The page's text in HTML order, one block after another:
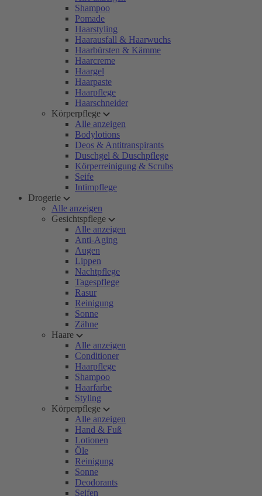
Shampoo
Pomade
Haarstyling
Haarausfall & Haarwuchs
Haarbürsten & Kämme
Haarcreme
Haargel
Haarpaste
Haarpflege
Haarschneider
Körperpflege
Alle anzeigen
Bodylotions
Deos & Antitranspirants
Duschgel & Duschpflege
Körperreinigung & Scrubs
Seife
Intimpflege
Drogerie
Alle anzeigen
Gesichtspflege
Alle anzeigen
Anti-Aging
Augen
Lippen
Nachtpflege
Tagespflege
Rasur
Reinigung
Sonne
Zähne
Haare
Alle anzeigen
Conditioner
Haarpflege
Shampoo
Haarfarbe
Styling
Körperpflege
Alle anzeigen
Hand & Fuß
Lotionen
Öle
Reinigung
Sonne
Deodorants
Seifen